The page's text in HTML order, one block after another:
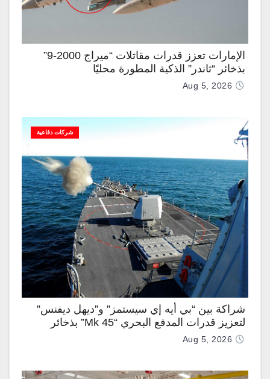
الإمارات تعزز قدرات مقاتلات “ميراج 2000-9”
بذخائر “ثاندر” الذكية المطورة محليًا
Aug 5, 2026
شركات دفاعية
شراكة بين “بي أيه إي سيستمز” و”ديهل ديفنس”
لتعزيز قدرات المدفع البحري “Mk 45” بذخائر
موجهة وصواريخ “IRIS-T”
Aug 5, 2026